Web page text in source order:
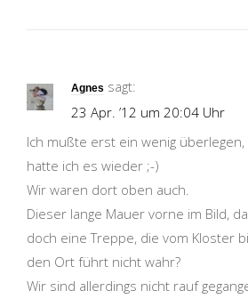
Agnes sagt:
23 Apr. ’12 um 20:04 Uhr
Ich mußte erst ein wenig überlegen,
hatte ich es wieder ;-)
Wir waren dort oben auch.
Dieser lange Mauer vorne im Bild,
doch eine Treppe, die vom Kloster
den Ort führt nicht wahr?
Wir sind allerdings nicht rauf